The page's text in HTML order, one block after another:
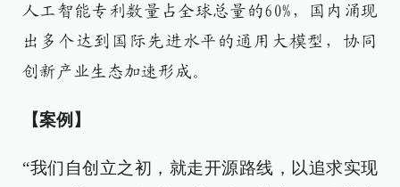
人工智能专利数量占全球总量的60%，国内涌现
出多个达到国际先进水平的通用大模型，协同
创新产业生态加速形成。
【案例】
“我们自创立之初，就走开源路线，以追求实现